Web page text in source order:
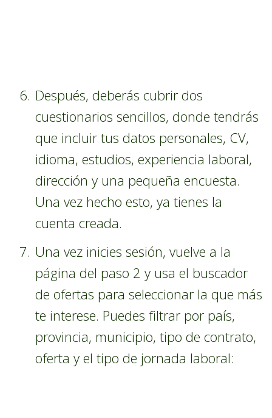
Después, deberás cubrir dos
cuestionarios sencillos, donde tendrás
que incluir tus datos personales, CV,
idioma, estudios, experiencia laboral,
dirección y una pequeña encuesta.
Una vez hecho esto, ya tienes la
cuenta creada.
Una vez inicies sesión, vuelve a la
página del paso 2 y usa el buscador
de ofertas para seleccionar la que más
te interese. Puedes filtrar por país,
provincia, municipio, tipo de contrato,
oferta y el tipo de jornada laboral: